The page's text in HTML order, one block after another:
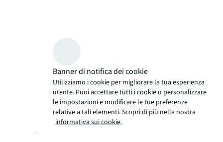
Banner di notifica dei cookie
Utilizziamo i cookie per migliorare la tua esperienza
utente. Puoi accettare tutti i cookie o personalizzare
le impostazioni e modificare le tue preferenze
relative a tali elementi. Scopri di più nella nostra
informativa sui cookie.